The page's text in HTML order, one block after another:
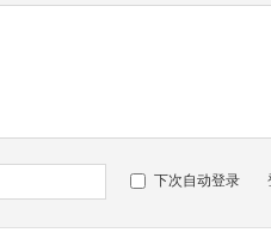
下次自动登录